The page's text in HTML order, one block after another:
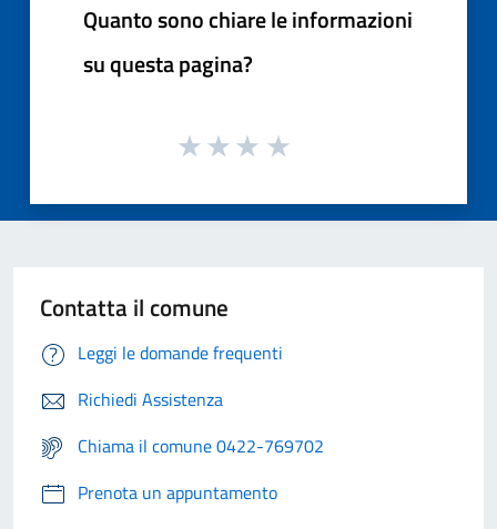
Quanto sono chiare le informazioni
su questa pagina?
Contatta il comune
Leggi le domande frequenti
Richiedi Assistenza
Chiama il comune 0422-769702
Prenota un appuntamento